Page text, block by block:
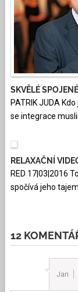
SKVĚLÉ
PATRIK JUDA
se integrace
RELAXAČNÍ
RED 17|03|2016
spočívá jeho
12
Jan